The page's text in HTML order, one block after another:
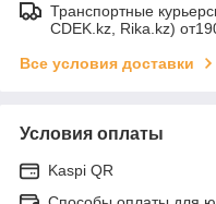
Транспортные
CDEK.kz, Rika.kz)
Все условия доставки
Условия оплаты
Kaspi QR